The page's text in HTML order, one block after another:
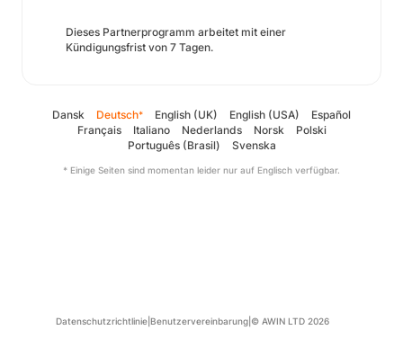
Dieses Partnerprogramm arbeitet mit einer
Kündigungsfrist von 7 Tagen.
Dansk Deutsch* English (UK) English (USA)
Español
Français
Italiano Nederlands Norsk
Polski
Português (Brasil)
Svenska
* Einige Seiten sind momentan leider nur auf Englisch verfügbar.
Datenschutzrichtlinie Benutzervereinbarung © AWIN LTD 2026